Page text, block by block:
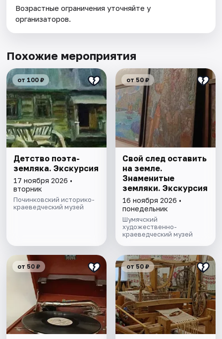
Возрастные ограничения уточняйте у
организаторов.
Похожие мероприятия
от 100 ₽
Детство поэта-
земляка. Экскурсия
17 ноября 2026 •
вторник
Починковский историко-
краеведческий музей
от 50 ₽
Свой след оставить
на земле.
Знаменитые
земляки. Экскурсия
16 ноября 2026 •
понедельник
Шумячский
художественно-
краеведческий музей
от 50 ₽ от 50 ₽